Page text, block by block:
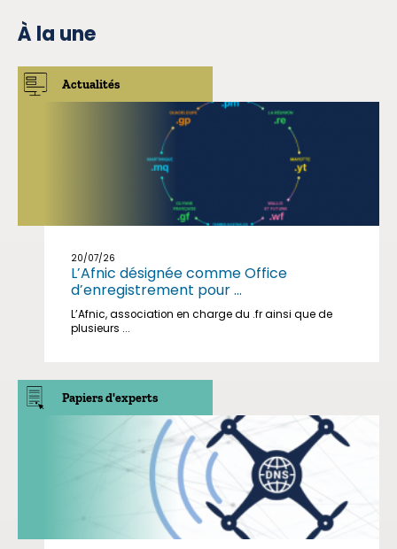
À la une
Actualités
20/07/26
L’Afnic désignée comme Office
d’enregistrement pour ...
L’Afnic, association en charge du .fr ainsi que de
plusieurs ...
Papiers d'experts